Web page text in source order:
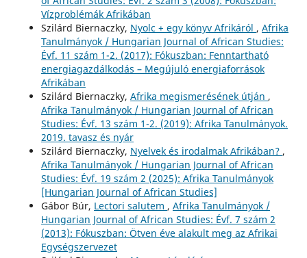
Vízproblémák Afrikában
Szilárd Biernaczky, Nyolc + egy könyv Afrikáról , Afrika
Tanulmányok / Hungarian Journal of African Studies:
Évf. 11 szám 1-2. (2017): Fókuszban: Fenntartható
energiagazdálkodás – Megújuló energiaforrások
Afrikában
Szilárd Biernaczky, Afrika megismerésének útján ,
Afrika Tanulmányok / Hungarian Journal of African
Studies: Évf. 13 szám 1-2. (2019): Afrika Tanulmányok.
2019. tavasz és nyár
Szilárd Biernaczky, Nyelvek és irodalmak Afrikában? ,
Afrika Tanulmányok / Hungarian Journal of African
Studies: Évf. 19 szám 2 (2025): Afrika Tanulmányok
[Hungarian Journal of African Studies]
Gábor Búr, Lectori salutem , Afrika Tanulmányok /
Hungarian Journal of African Studies: Évf. 7 szám 2
(2013): Fókuszban: Ötven éve alakult meg az Afrikai
Egységszervezet